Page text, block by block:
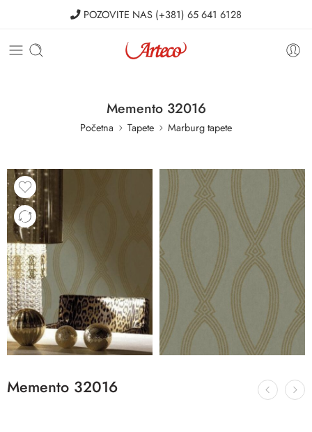
POZOVITE NAS (+381) 65 641 6128
Memento 32016
Početna Tapete Marburg tapete
Memento 32016